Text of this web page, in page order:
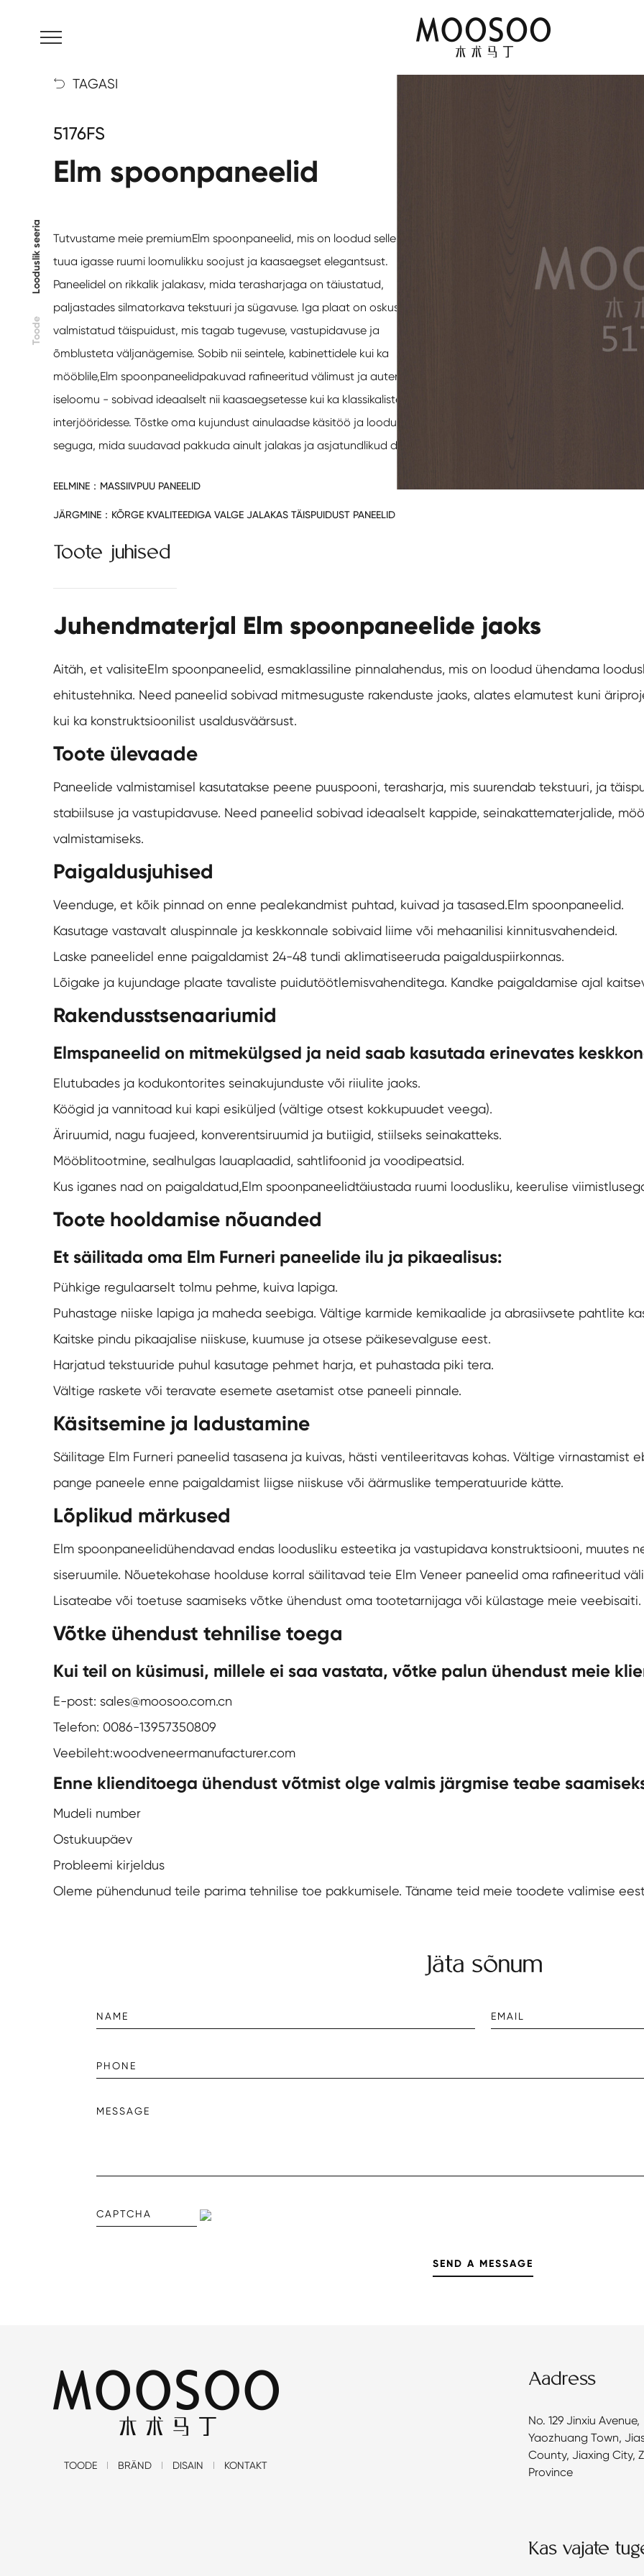
Toode
Looduslik seeria
 TAGASI
5176FS
Elm spoonpaneelid
Tutvustame meie premiumElm spoonpaneelid, mis on loodud selleks, et
tuua igasse ruumi loomulikku soojust ja kaasaegset elegantsust.
Paneelidel on rikkalik jalakasv, mida terasharjaga on täiustatud,
paljastades silmatorkava tekstuuri ja sügavuse. Iga plaat on oskuslikult
valmistatud täispuidust, mis tagab tugevuse, vastupidavuse ja
õmblusteta väljanägemise. Sobib nii seintele, kabinettidele kui ka
mööblile,Elm spoonpaneelidpakuvad rafineeritud välimust ja autentset
iseloomu - sobivad ideaalselt nii kaasaegsetesse kui ka klassikalistesse
interjööridesse. Tõstke oma kujundust ainulaadse käsitöö ja loodusliku ilu
seguga, mida suudavad pakkuda ainult jalakas ja asjatundlikud detailid.
EELMINE： MASSIIVPUU PANEELID
JÄRGMINE： KÕRGE KVALITEEDIGA VALGE JALAKAS TÄISPUIDUST PANEELID
Toote juhised
Juhendmaterjal Elm spoonpaneelide jaoks
Aitäh, et valisiteElm spoonpaneelid, esmaklassiline pinnalahendus, mis on loodud ühendama
ehitustehnika. Need paneelid sobivad mitmesuguste rakenduste jaoks, alates elamutest kuni
kui ka konstruktsioonilist usaldusväärsust.
Toote ülevaade
Paneelide valmistamisel kasutatakse peene puuspooni, terasharja, mis suurendab tekstuuri, ja
stabiilsuse ja vastupidavuse. Need paneelid sobivad ideaalselt kappide, seinakattematerjalide,
valmistamiseks.
Paigaldusjuhised
Veenduge, et kõik pinnad on enne pealekandmist puhtad, kuivad ja tasased.Elm spoonpaneelid.
Kasutage vastavalt aluspinnale ja keskkonnale sobivaid liime või mehaanilisi kinnitusvahendeid.
Laske paneelidel enne paigaldamist 24-48 tundi aklimatiseeruda paigalduspiirkonnas.
Lõigake ja kujundage plaate tavaliste puidutöötlemisvahenditega. Kandke paigaldamise ajal
Rakendusstsenaariumid
Elmspaneelid on mitmekülgsed ja neid saab kasutada erinevates
Elutubades ja kodukontorites seinakujunduste või riiulite jaoks.
Köögid ja vannitoad kui kapi esiküljed (vältige otsest kokkupuudet veega).
Äriruumid, nagu fuajeed, konverentsiruumid ja butiigid, stiilseks seinakatteks.
Mööblitootmine, sealhulgas lauaplaadid, sahtlifoonid ja voodipeatsid.
Kus iganes nad on paigaldatud,Elm spoonpaneelidtäiustada ruumi loodusliku, keerulise
Toote hooldamise nõuanded
Et säilitada oma Elm Furneri paneelide ilu ja pikaealisus:
Pühkige regulaarselt tolmu pehme, kuiva lapiga.
Puhastage niiske lapiga ja maheda seebiga. Vältige karmide kemikaalide ja abrasiivsete pahtlite
Kaitske pindu pikaajalise niiskuse, kuumuse ja otsese päikesevalguse eest.
Harjatud tekstuuride puhul kasutage pehmet harja, et puhastada piki tera.
Vältige raskete või teravate esemete asetamist otse paneeli pinnale.
Käsitsemine ja ladustamine
Säilitage Elm Furneri paneelid tasasena ja kuivas, hästi ventileeritavas kohas. Vältige virnastamist
pange paneele enne paigaldamist liigse niiskuse või äärmuslike temperatuuride kätte.
Lõplikud märkused
Elm spoonpaneelidühendavad endas loodusliku esteetika ja vastupidava konstruktsiooni, muutes
siseruumile. Nõuetekohase hoolduse korral säilitavad teie Elm Veneer paneelid oma rafineeritud
Lisateabe või toetuse saamiseks võtke ühendust oma tootetarnijaga või külastage meie
Võtke ühendust tehnilise toega
Kui teil on küsimusi, millele ei saa vastata, võtke palun ühendust meie
E-post: sales@moosoo.com.cn
Telefon: 0086-13957350809
Veebileht:woodveneermanufacturer.com
Enne klienditoega ühendust võtmist olge valmis järgmise teabe
Mudeli number
Ostukuupäev
Probleemi kirjeldus
Oleme pühendunud teile parima tehnilise toe pakkumisele. Täname teid meie toodete valimise
Jäta sõnum
TOODE BRÄND DISAIN KONTAKT
Aadress
No. 129 Jinxiu Avenue,
Yaozhuang Town,
County, Jiaxing City,
Province
Kas vajate